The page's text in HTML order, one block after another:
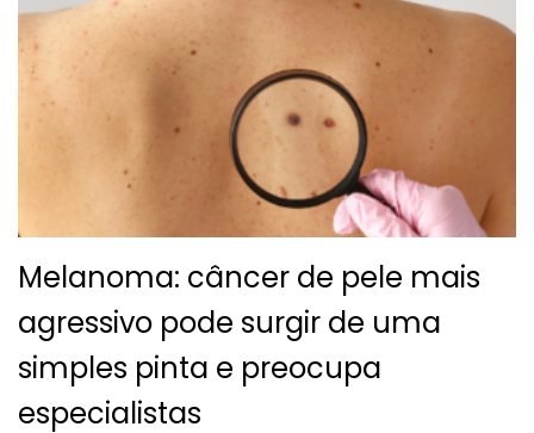
Melanoma: câncer de pele mais
agressivo pode surgir de uma
simples pinta e preocupa
especialistas